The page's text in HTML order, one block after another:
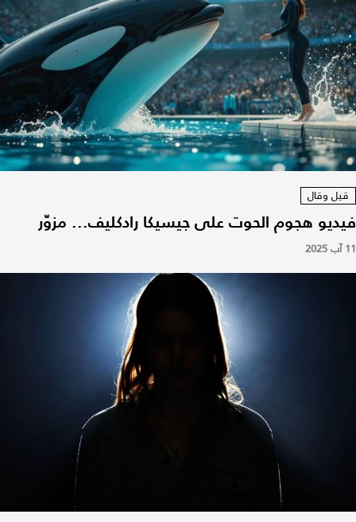
قيل وقال
فيديو هجوم الحوت على جيسيكا رادكليف... مزوّر
11 آب 2025